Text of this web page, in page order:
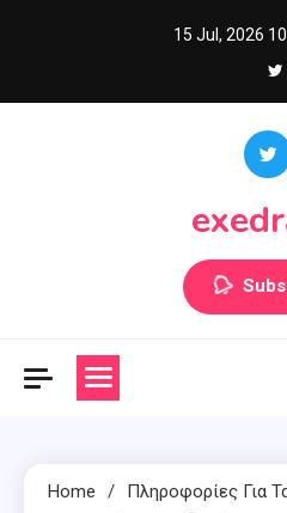
15 Jul, 2026
Home
Πληροφορίες Για